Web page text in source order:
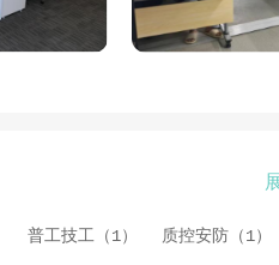
于打造国内、国际先进的新型
普工技工（1） 质控安防（1）